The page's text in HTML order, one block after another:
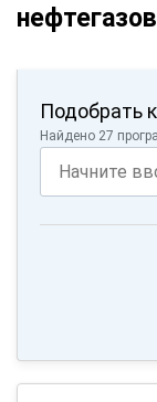
Подобрать
Найдено 27